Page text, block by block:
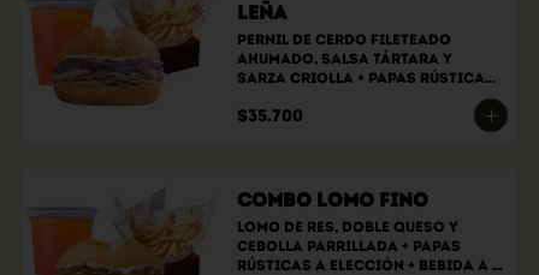
Leña
Pernil de cerdo fileteado
ahumado, Salsa tártara y
sarza criolla + papas rústicas
a elección + bebida a elección
$35.700
Combo Lomo Fino
Lomo de res, doble queso y
cebolla parrillada + papas
rústicas a elección + bebida a